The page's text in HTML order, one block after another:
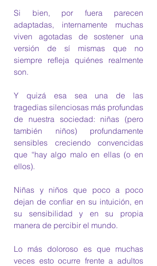
Si bien, por fuera parecen
adaptadas, internamente muchas
viven agotadas de sostener una
versión de sí mismas que no
siempre refleja quiénes realmente
son.
Y quizá esa sea una de las
tragedias silenciosas más profundas
de nuestra sociedad: niñas (pero
también niños) profundamente
sensibles creciendo convencidas
que “hay algo malo en ellas (o en
ellos).
Niñas y niños que poco a poco
dejan de confiar en su intuición, en
su sensibilidad y en su propia
manera de percibir el mundo.
Lo más doloroso es que muchas
veces esto ocurre frente a adultos